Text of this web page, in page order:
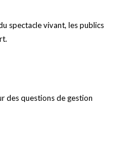
spectacle vivant, les publics
des questions de gestion